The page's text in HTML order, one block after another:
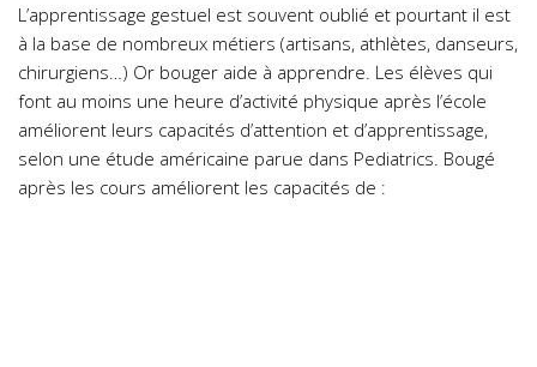
L’apprentissage gestuel est souvent oublié et pourtant il est
à la base de nombreux métiers (artisans, athlètes, danseurs,
chirurgiens…) Or bouger aide à apprendre. Les élèves qui
font au moins une heure d’activité physique après l’école
améliorent leurs capacités d’attention et d’apprentissage,
selon une étude américaine parue dans Pediatrics. Bougé
après les cours améliorent les capacités de :